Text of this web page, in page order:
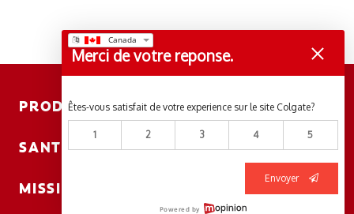
PRODUITS
SANTÉ BUCCO-DENTAIRE
MISSION
Merci de votre reponse.
Êtes-vous satisfait de votre experience sur le site Colgate?
1 2 3 4 5
Envoyer
Powered by